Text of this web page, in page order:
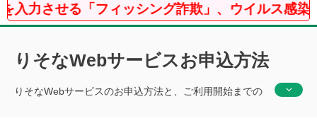
させる「フィッシング詐欺」、ウイルス感染を
りそなWebサービスお申込方法
りそなWebサービスのお申込方法と、ご利用開始までの